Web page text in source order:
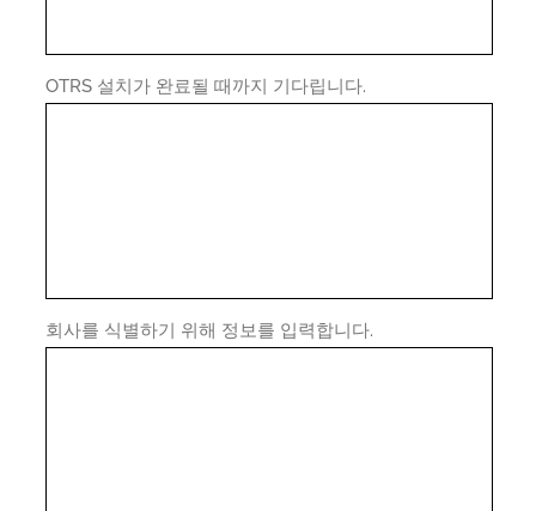
OTRS 설치가 완료될 때까지 기다립니다.
회사를 식별하기 위해 정보를 입력합니다.